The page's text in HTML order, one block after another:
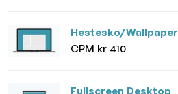
Hestesko/Wallpaper
CPM kr 410
Fullscreen Desktop